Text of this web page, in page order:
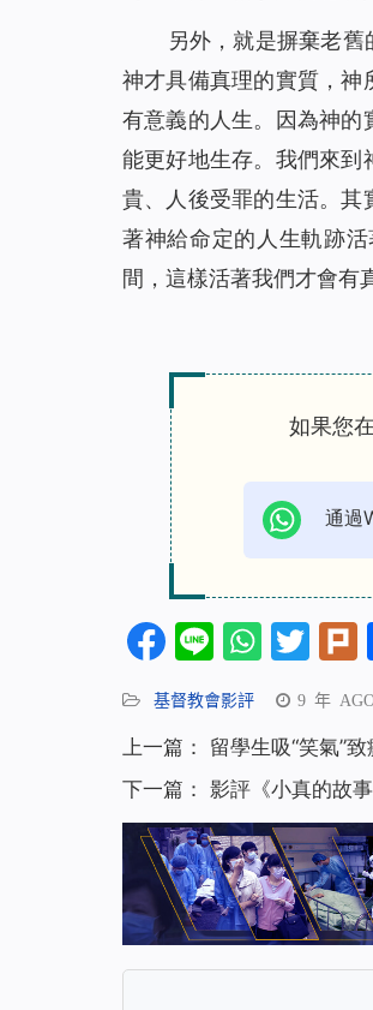
另外，就是摒棄老
神才具備真理的實質，神
有意義的人生。因為神的
能更好地生存。我們來到
貴、人後受罪的生活。其
著神給命定的人生軌跡
間，這樣活著我們才會有
如果您
通過
Facebook
Line
基督教會影評 9 年
上一篇：
留學生吸“笑氣”
下一篇： 影評《小真的故